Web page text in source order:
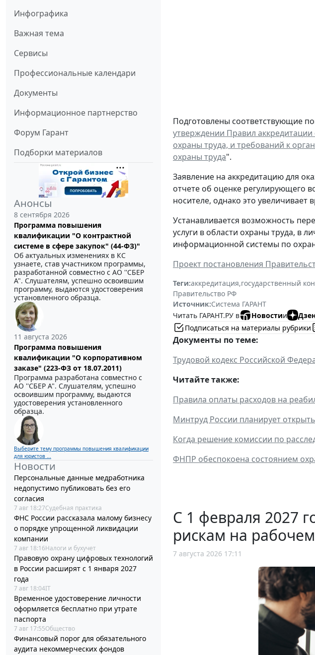
Инфографика
Важная тема
Сервисы
Профессиональные календари
Документы
Информационное партнерство
Форум Гарант
Подборки материалов
Анонсы
8 сентября 2026
Программа повышения
квалификации "О контрактной
системе в сфере закупок" (44-ФЗ)"
Об актуальных изменениях в КС
узнаете, став участником программы,
разработанной совместно с АО ''СБЕР
А". Слушателям, успешно освоившим
программу, выдаются удостоверения
установленного образца.
11 августа 2026
Программа повышения
квалификации "О корпоративном
заказе" (223-ФЗ от 18.07.2011)
Программа разработана совместно с
АО ''СБЕР А". Слушателям, успешно
освоившим программу, выдаются
удостоверения установленного
образца.
Выберите тему программы повышения квалификации
для юристов ...
Новости
Персональные данные медработника
недопустимо публиковать без его
согласия
7 авг 18:27Судебная практика
ФНС России рассказала малому бизнесу
о порядке упрощенной ликвидации
компании
7 авг 18:16Налоги и бухучет
Правовую охрану цифровых технологий
в России расширят с 1 января 2027
года
7 авг 18:04IT
Временное удостоверение личности
оформляется бесплатно при утрате
паспорта
7 авг 17:55Общество
Финансовый порог для обязательного
аудита некоммерческих фондов
Подготовлены соответствующие
утверждении Правил
охраны труда, и требований к
охраны труда".
Заявление на аккредитацию для
отчете об оценке регулирующего
носителе, однако это
Устанавливается возможность
услуги в области охраны труда, в
информационной системы по
Проект постановления
Теги:аккредитация,государственный
Правительство РФ
Источник:Система ГАРАНТ
Читать ГАРАНТ.РУ в
Новостии
Подписаться на материалы рубрики
Документы по теме:
Трудовой кодекс Российской
Читайте также:
Правила оплаты расходов на
Минтруд России планирует
Когда решение комиссии по
ФНПР обеспокоена состоянием
С 1 февраля 2027
рискам на
7 августа 2026 17:11